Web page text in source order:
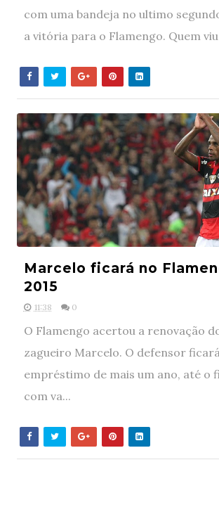
com uma bandeja no ultimo
a vitória para o Flamengo. Quem
Marcelo ficará no
2015
11:38 0
O Flamengo acertou a renovação
zagueiro Marcelo. O defensor
empréstimo de mais um ano, até o
com va...